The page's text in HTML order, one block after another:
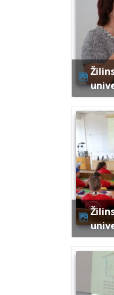
Žilinská detská
Žilinská detská